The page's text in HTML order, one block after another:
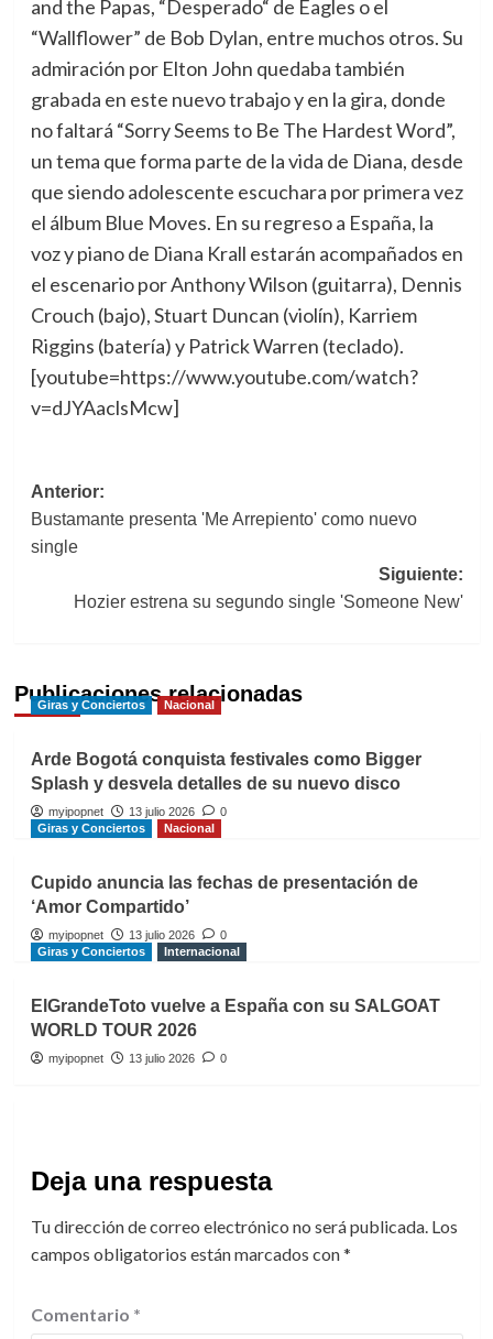
and the Papas, “Desperado“ de Eagles o el
“Wallflower” de Bob Dylan, entre muchos otros. Su
admiración por Elton John quedaba también
grabada en este nuevo trabajo y en la gira, donde
no faltará “Sorry Seems to Be The Hardest Word”,
un tema que forma parte de la vida de Diana, desde
que siendo adolescente escuchara por primera vez
el álbum Blue Moves. En su regreso a España, la
voz y piano de Diana Krall estarán acompañados en
el escenario por Anthony Wilson (guitarra), Dennis
Crouch (bajo), Stuart Duncan (violín), Karriem
Riggins (batería) y Patrick Warren (teclado).
[youtube=https://www.youtube.com/watch?
v=dJYAaclsMcw]
Navegación
de
entradas
Anterior:
Bustamante presenta 'Me Arrepiento' como nuevo
single
Siguiente:
Hozier estrena su segundo single 'Someone New'
Publicaciones relacionadas
Giras y Conciertos Nacional
Arde Bogotá conquista festivales como Bigger
Splash y desvela detalles de su nuevo disco
myipopnet 13 julio 2026
0
Giras y Conciertos
Nacional
Cupido anuncia las fechas de presentación de
‘Amor Compartido’
myipopnet 13 julio 2026
0
Giras y Conciertos
Internacional
ElGrandeToto vuelve a España con su SALGOAT
WORLD TOUR 2026
myipopnet 13 julio 2026 0
Deja una respuesta
Tu dirección de correo electrónico no será publicada. Los
campos obligatorios están marcados con*
Comentario *